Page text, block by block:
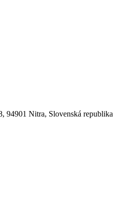
94901 Nitra, Slovenská republika